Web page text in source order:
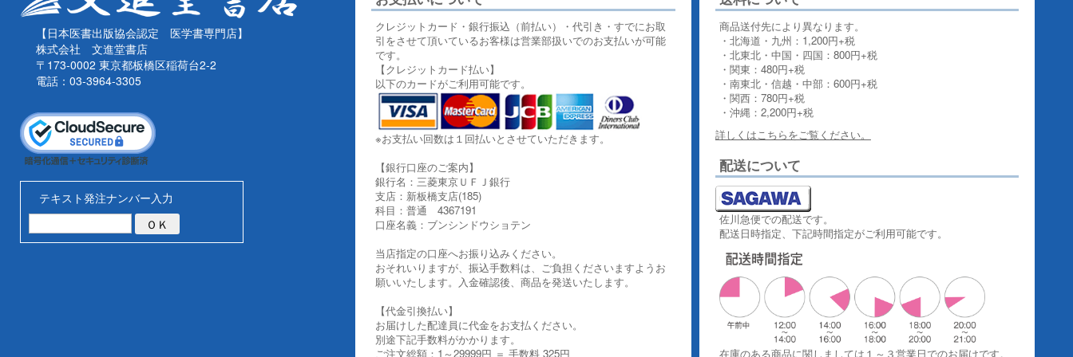
【日本医書出版協会認定 医学書専門店】
株式会社 文進堂書店
〒173-0002 東京都板橋区稲荷台2-2
電話：03-3964-3305
テキスト発注ナンバー入力
クレジットカード・銀行振込（前払い）・代引き・すでにお取
引をさせて頂いているお客様は営業部扱いでのお支払いが可能
です。
【クレジットカード払い】
以下のカードがご利用可能です。
※お支払い回数は１回払いとさせていただきます。
【銀行口座のご案内】
銀行名：三菱東京ＵＦＪ銀行
支店：新板橋支店(185)
科目：普通 4367191
口座名義：ブンシンドウショテン
当店指定の口座へお振り込みください。
おそれいりますが、振込手数料は、ご負担くださいますようお
願いいたします。入金確認後、商品を発送いたします。
【代金引換払い】
お届けした配達員に代金をお支払ください。
別途下記手数料がかかります。
ご注文総額：1～29999円 ＝ 手数料 325円
商品送付先により異なります。
・北海道・九州：1,200円+税
・北東北・中国・四国：800円+税
・関東：480円+税
・南東北・信越・中部：600円+税
・関西：780円+税
・沖縄：2,200円+税
詳しくはこちらをご覧ください。
配送について
佐川急便での配送です。
配送日時指定、下記時間指定がご利用可能です。
在庫のある商品に関しましては１～３営業日でのお届けです。